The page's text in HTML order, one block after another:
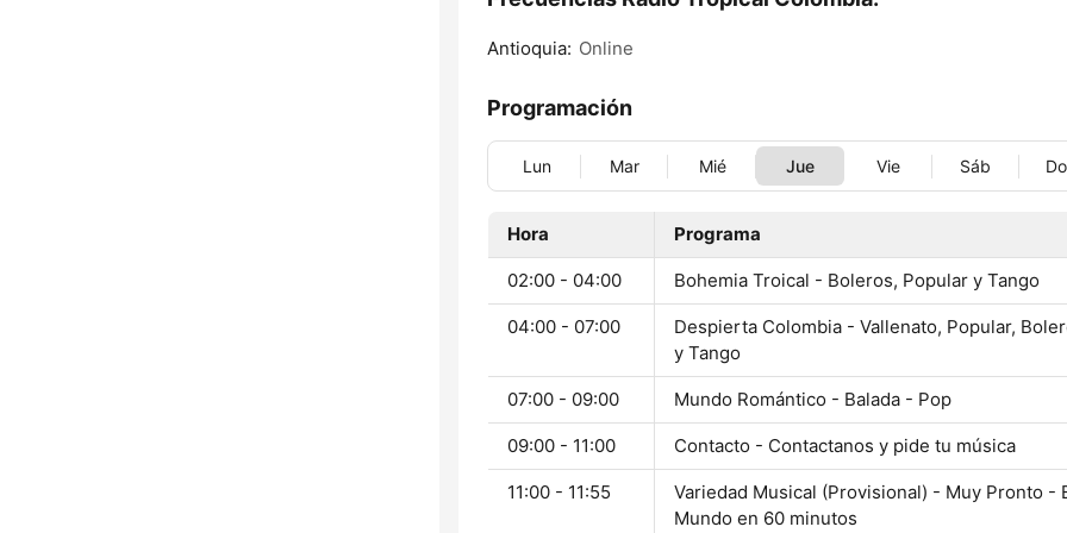
Antioquia: Online
Programación
Lun Mar Mié Jue Vie Sáb
Hora Programa
02:00 - 04:00 Bohemia Troical - Boleros, Popular y Tango
04:00 - 07:00
Despierta Colombia - Vallenato, Popular,
y Tango
07:00 - 09:00 Mundo Romántico - Balada - Pop
09:00 - 11:00 Contacto - Contactanos y pide tu música
11:00 - 11:55
Variedad Musical (Provisional) - Muy Pronto -
Mundo en 60 minutos